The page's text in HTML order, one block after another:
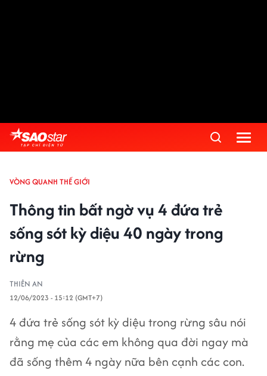
VÒNG QUANH THẾ GIỚI
Thông tin bất ngờ vụ 4 đứa trẻ
sống sót kỳ diệu 40 ngày trong
rừng
THIÊN AN
12/06/2023 - 15:12 (GMT+7)
4 đứa trẻ sống sót kỳ diệu trong rừng sâu nói
rằng mẹ của các em không qua đời ngay mà
đã sống thêm 4 ngày nữa bên cạnh các con.